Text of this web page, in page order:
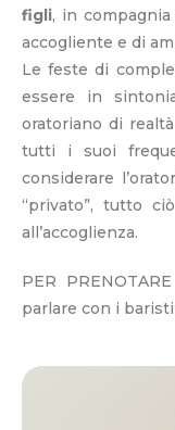
figli, in
accogliente e di
Le feste di
essere in
oratoriano di
tutti i suoi
considerare
“privato”, tutto
all’accoglienza.
PER
parlare con i